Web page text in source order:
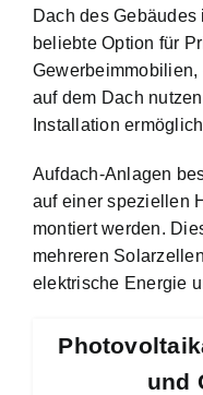
Dach des
beliebte Option für
auf dem Dach
Installation
Aufdach-Anlagen
auf einer speziellen
montiert werden.
mehreren
elektrische Energie
und